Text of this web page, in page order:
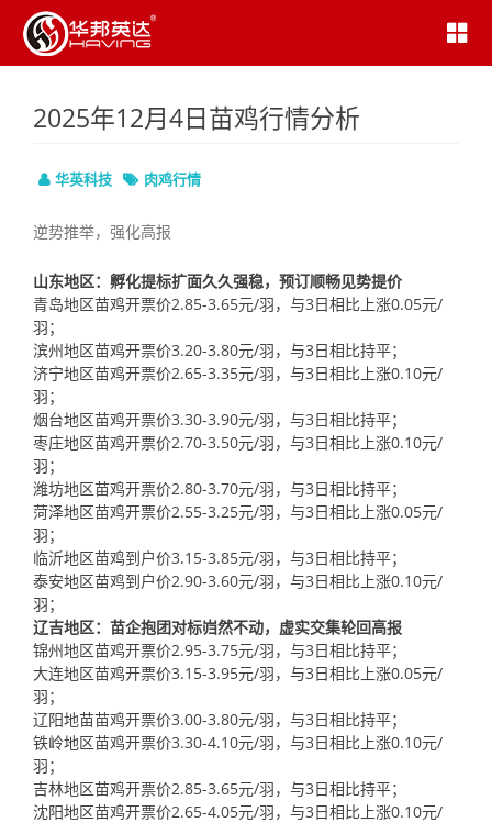
2025年12月4日苗鸡行情分析
华英科技 肉鸡行情
逆势推举，强化高报
山东地区：孵化提标扩面久久强稳，预订顺畅见势提价
青岛地区苗鸡开票价2.85-3.65元/羽，与3日相比上涨0.05元/
羽；
滨州地区苗鸡开票价3.20-3.80元/羽，与3日相比持平；
济宁地区苗鸡开票价2.65-3.35元/羽，与3日相比上涨0.10元/
羽；
烟台地区苗鸡开票价3.30-3.90元/羽，与3日相比持平；
枣庄地区苗鸡开票价2.70-3.50元/羽，与3日相比上涨0.10元/
羽；
潍坊地区苗鸡开票价2.80-3.70元/羽，与3日相比持平；
菏泽地区苗鸡开票价2.55-3.25元/羽，与3日相比上涨0.05元/
羽；
临沂地区苗鸡到户价3.15-3.85元/羽，与3日相比持平；
泰安地区苗鸡到户价2.90-3.60元/羽，与3日相比上涨0.10元/
羽；
辽吉地区：苗企抱团对标岿然不动，虚实交集轮回高报
锦州地区苗鸡开票价2.95-3.75元/羽，与3日相比持平；
大连地区苗鸡开票价3.15-3.95元/羽，与3日相比上涨0.05元/
羽；
辽阳地苗苗鸡开票价3.00-3.80元/羽，与3日相比持平；
铁岭地区苗鸡开票价3.30-4.10元/羽，与3日相比上涨0.10元/
羽；
吉林地区苗鸡开票价2.85-3.65元/羽，与3日相比持平；
沈阳地区苗鸡开票价2.65-4.05元/羽，与3日相比上涨0.10元/